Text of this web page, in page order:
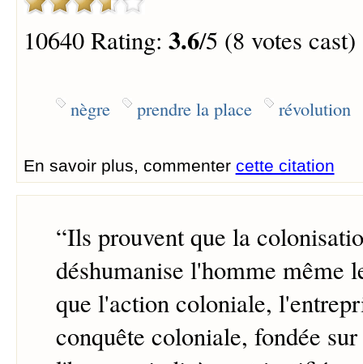
10640 Rating: 3.6/5 (8 votes cast)
nègre prendre la place révolution
En savoir plus, commenter cette citation
“Ils prouvent que la
déshumanise l'homme même
que l'action coloniale,
conquête coloniale, fondée